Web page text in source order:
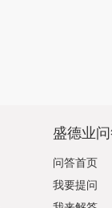
盛德业
问答首页
我要提问